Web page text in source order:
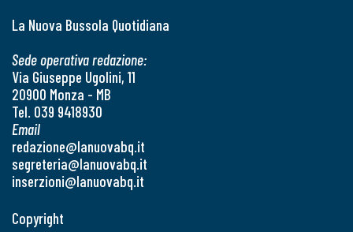
La Nuova Bussola Quotidiana
Sede operativa redazione:
Via Giuseppe Ugolini, 11
20900 Monza - MB
Tel. 039 9418930
Email
redazione@lanuovabq.it
segreteria@lanuovabq.it
inserzioni@lanuovabq.it
Copyright